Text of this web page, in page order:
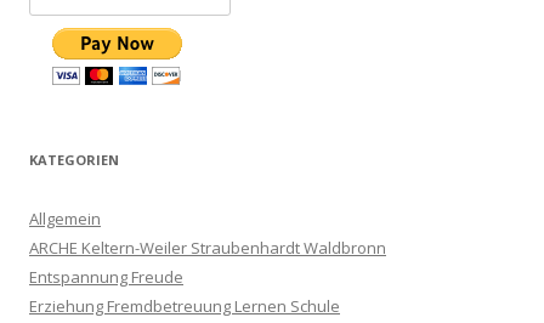
KATEGORIEN
Allgemein
ARCHE Keltern-Weiler Straubenhardt Waldbronn
Entspannung Freude
Erziehung Fremdbetreuung Lernen Schule